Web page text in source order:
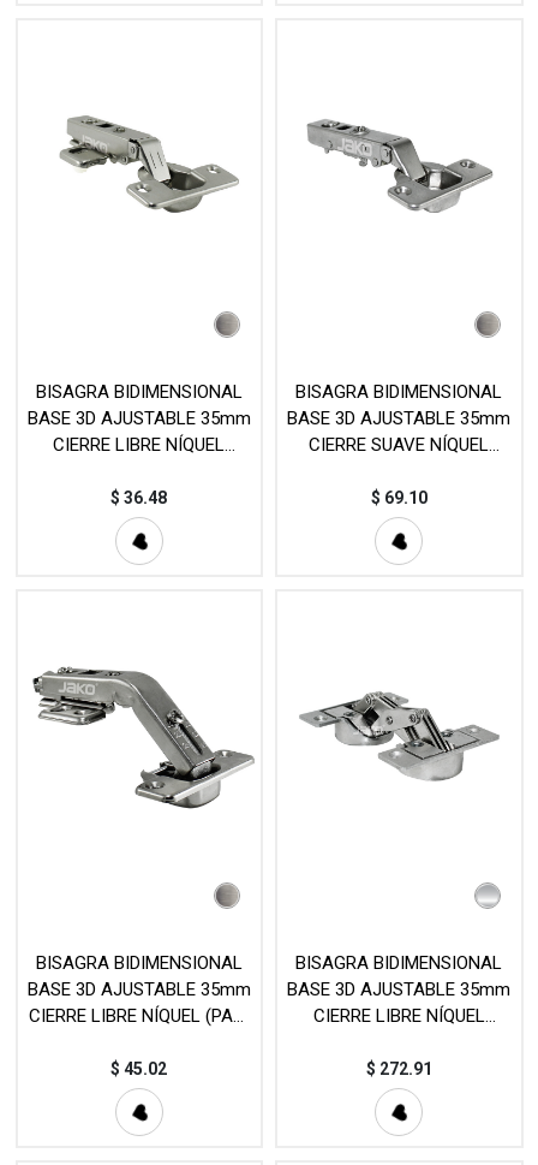
BISAGRA BIDIMENSIONAL
BASE 3D AJUSTABLE 35mm
CIERRE LIBRE NÍQUEL
$36.48
BISAGRA BIDIMENSIONAL
BASE 3D AJUSTABLE 35mm
CIERRE SUAVE NÍQUEL
$ 69.10
BISAGRA BIDIMENSIONAL
BASE 3D AJUSTABLE 35mm
CIERRE LIBRE NÍQUEL (PAR)
$45.02
BISAGRA BIDIMENSIONAL
BASE 3D AJUSTABLE 35mm
CIERRE LIBRE NÍQUEL
$ 272.91